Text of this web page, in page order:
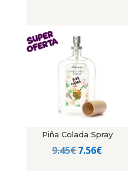
era:
12.00€.
Piña Colada Spray
9.45€El
7.56€El